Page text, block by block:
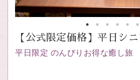
【公式限定価格】平日シ
平日限定 のんびりお得な癒し旅